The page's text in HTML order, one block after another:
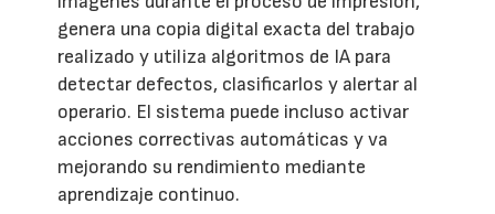
genera una copia digital exacta del trabajo
realizado y utiliza algoritmos de IA para
detectar defectos, clasificarlos y alertar al
operario. El sistema puede incluso activar
acciones correctivas automáticas y va
mejorando su rendimiento mediante
aprendizaje continuo.